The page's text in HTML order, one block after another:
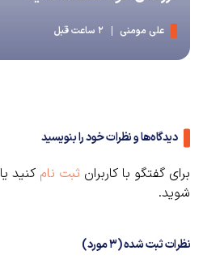
علی مومنی 2 ساعت قبل
دیدگاه‌ها و نظرات خود را بنویسید
برای گفتگو با کاربران ثبت نام کنید یا
شوید.
نظرات ثبت شده (3 مورد)